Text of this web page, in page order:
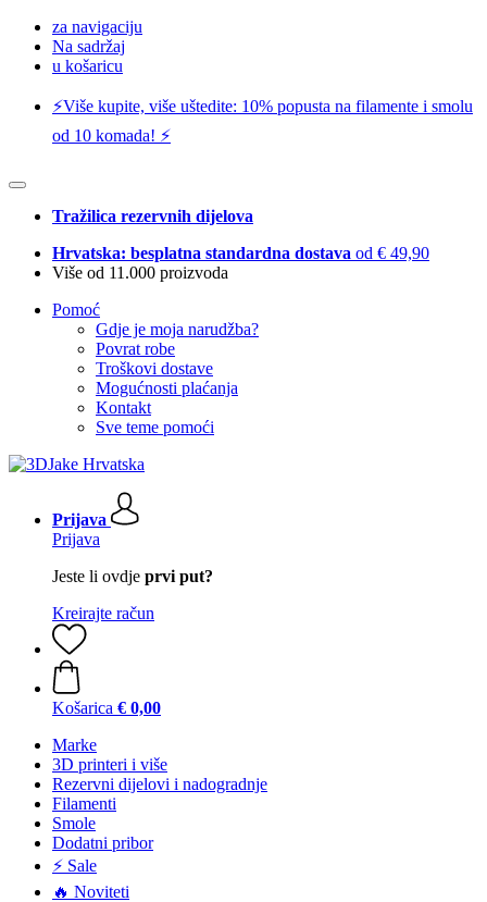
za navigaciju
Na sadržaj
u košaricu
⚡️Više kupite, više uštedite: 10% popusta na filamente i smolu
od 10 komada! ⚡️
Tražilica rezervnih dijelova
Hrvatska: besplatna standardna dostava od € 49,90
Više od 11.000 proizvoda
Pomoć
Gdje je moja narudžba?
Povrat robe
Troškovi dostave
Mogućnosti plaćanja
Kontakt
Sve teme pomoći
Prijava
Prijava
Jeste li ovdje prvi put?
Kreirajte račun
Košarica € 0,00
Marke
3D printeri i više
Rezervni dijelovi i nadogradnje
Filamenti
Smole
Dodatni pribor
⚡ Sale
🔥 Noviteti